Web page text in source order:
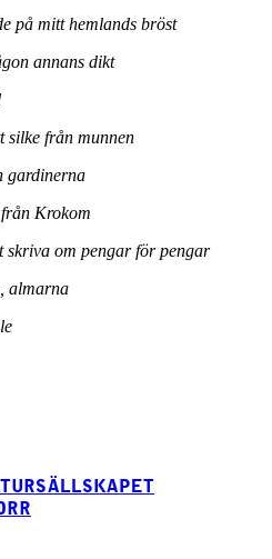
på mitt hemlands bröst
annans dikt
silke från munnen
gardinerna
Krokom
skriva om pengar för pengar
almarna